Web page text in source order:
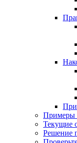
Примеры
Текущие
Решение